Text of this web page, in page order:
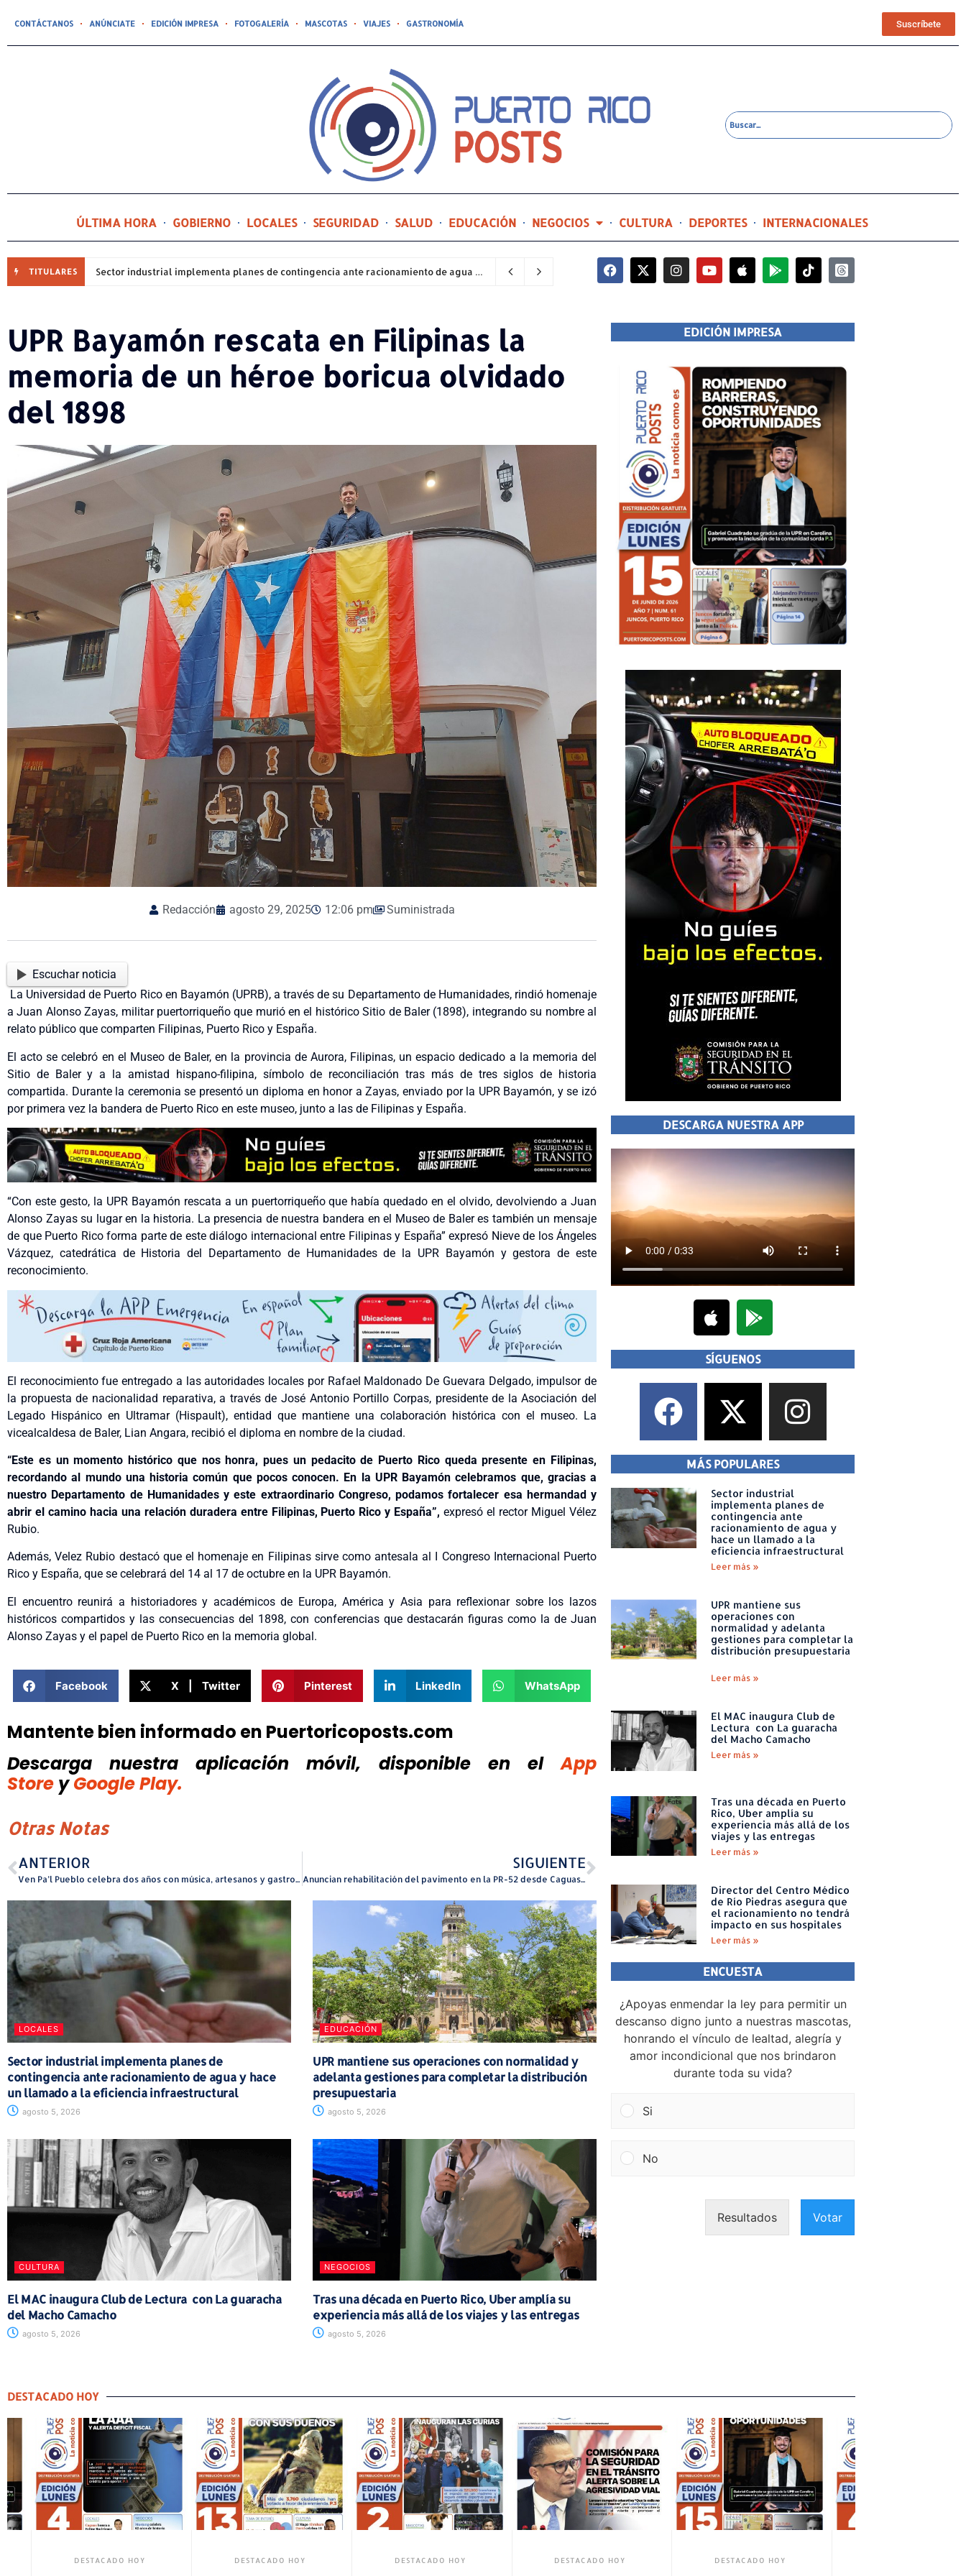
CONTÁCTANOS ANÚNCIATE EDICIÓN IMPRESA FOTOGALERÍA MASCOTAS VIAJES GASTRONOMÍA Suscríbete
ÚLTIMA HORA GOBIERNO LOCALES SEGURIDAD SALUD EDUCACIÓN NEGOCIOS CULTURA DEPORTES INTERNACIONALES
TITULARES Sector industrial implementa planes de contingencia ante racionamiento de agua y hace un llamado a la eficiencia infraestructural 6 horas ago
UPR Bayamón rescata en Filipinas la
memoria de un héroe boricua olvidado
del 1898
Redacción agosto 29, 2025 12:06 pm Suministrada
Escuchar noticia
La Universidad de Puerto Rico en Bayamón (UPRB), a través de su Departamento de Humanidades, rindió homenaje
a Juan Alonso Zayas, militar puertorriqueño que murió en el histórico Sitio de Baler (1898), integrando su nombre al
relato público que comparten Filipinas, Puerto Rico y España.
El acto se celebró en el Museo de Baler, en la provincia de Aurora, Filipinas, un espacio dedicado a la memoria del
Sitio de Baler y a la amistad hispano-filipina, símbolo de reconciliación tras más de tres siglos de historia
compartida. Durante la ceremonia se presentó un diploma en honor a Zayas, enviado por la UPR Bayamón, y se izó
por primera vez la bandera de Puerto Rico en este museo, junto a las de Filipinas y España.
“Con este gesto, la UPR Bayamón rescata a un puertorriqueño que había quedado en el olvido, devolviendo a Juan
Alonso Zayas su lugar en la historia. La presencia de nuestra bandera en el Museo de Baler es también un mensaje
de que Puerto Rico forma parte de este diálogo internacional entre Filipinas y España” expresó Nieve de los Ángeles
Vázquez, catedrática de Historia del Departamento de Humanidades de la UPR Bayamón y gestora de este
reconocimiento.
El reconocimiento fue entregado a las autoridades locales por Rafael Maldonado De Guevara Delgado, impulsor de
la propuesta de nacionalidad reparativa, a través de José Antonio Portillo Corpas, presidente de la Asociación del
Legado Hispánico en Ultramar (Hispault), entidad que mantiene una colaboración histórica con el museo. La
vicealcaldesa de Baler, Lian Angara, recibió el diploma en nombre de la ciudad.
“Este es un momento histórico que nos honra, pues un pedacito de Puerto Rico queda presente en Filipinas,
recordando al mundo una historia común que pocos conocen. En la UPR Bayamón celebramos que, gracias a
nuestro Departamento de Humanidades y este extraordinario Congreso, podamos fortalecer esa hermandad y
abrir el camino hacia una relación duradera entre Filipinas, Puerto Rico y España”, expresó el rector Miguel Vélez
Rubio.
Además, Velez Rubio destacó que el homenaje en Filipinas sirve como antesala al I Congreso Internacional Puerto
Rico y España, que se celebrará del 14 al 17 de octubre en la UPR Bayamón.
El encuentro reunirá a historiadores y académicos de Europa, América y Asia para reflexionar sobre los lazos
históricos compartidos y las consecuencias del 1898, con conferencias que destacarán figuras como la de Juan
Alonso Zayas y el papel de Puerto Rico en la memoria global.
Facebook X | Twitter Pinterest LinkedIn WhatsApp
Mantente bien informado en Puertoricoposts.com
Descarga nuestra aplicación móvil, disponible
en el
App
Store y Google Play.
Otras Notas
ANTERIOR
Ven Pa’l Pueblo celebra dos años con música, artesanos y gastronomía
SIGUIENTE
Anuncian rehabilitación del pavimento en la PR-52 desde Caguas hasta San Juan
LOCALES
Sector industrial implementa planes de
contingencia ante racionamiento de agua y hace
un llamado a la eficiencia infraestructural
agosto 5, 2026
EDUCACIÓN
UPR mantiene sus operaciones con normalidad y
adelanta gestiones para completar la distribución
presupuestaria
agosto 5, 2026
CULTURA
El MAC inaugura Club de Lectura con La guaracha
del Macho Camacho
agosto 5, 2026
NEGOCIOS
Tras una década en Puerto Rico, Uber amplía su
experiencia más allá de los viajes y las entregas
agosto 5, 2026
EDICIÓN IMPRESA
DESCARGA NUESTRA APP
SÍGUENOS
MÁS POPULARES
Sector industrial
implementa planes de
contingencia ante
racionamiento de agua y
hace un llamado a la
eficiencia infraestructural
Leer más »
UPR mantiene sus
operaciones con
normalidad y adelanta
gestiones para completar la
distribución presupuestaria
Leer más »
El MAC inaugura Club de
Lectura con La guaracha
del Macho Camacho
Leer más »
Tras una década en Puerto
Rico, Uber amplía su
experiencia más allá de los
viajes y las entregas
Leer más »
Director del Centro Médico
de Río Piedras asegura que
el racionamiento no tendrá
impacto en sus hospitales
Leer más »
ENCUESTA
¿Apoyas enmendar la ley para permitir un
descanso digno junto a nuestras mascotas,
honrando el vínculo de lealtad, alegría y
amor incondicional que nos brindaron
durante toda su vida?
Si
No
Resultados Votar
DESTACADO HOY
DESTACADO HOY DESTACADO HOY DESTACADO HOY DESTACADO HOY DESTACADO HOY